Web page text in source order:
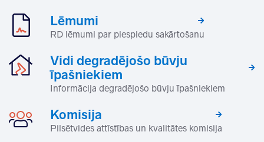
Lēmumi
RD lēmumi par piespiedu sakārtošanu
Vidi degradējošo būvju
īpašniekiem
Informācija degradējošo būvju īpašniekiem
Komisija
Pilsētvides attīstības un kvalitātes komisija